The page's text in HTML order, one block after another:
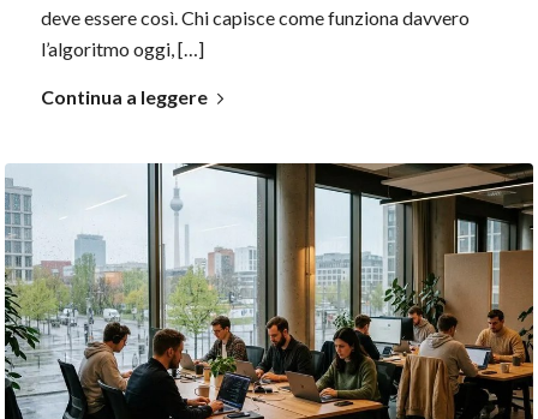
deve essere così. Chi capisce come funziona davvero
l’algoritmo oggi, […]
Continua a leggere